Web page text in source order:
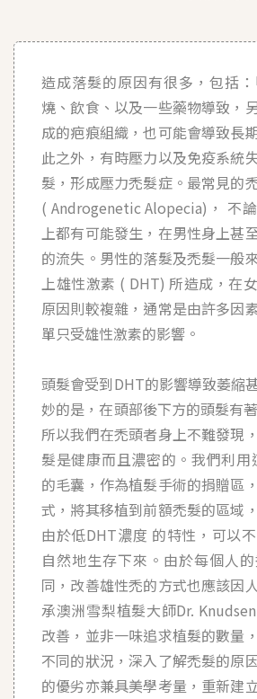
造成落髮的原因有很多，包括
燒、飲食、以及一些藥物導致，
成的疤痕組織，也可能會導致長
此之外，有時壓力以及免疫系統
髮，形成壓力禿髮症。最常見的
( Androgenetic Alopecia)， 不
上都有可能發生，在男性身上甚
的流失。男性的落髮及禿髮一般
上雄性激素 ( DHT) 所造成，在
原因則較複雜，通常是由許多因
單只受雄性激素的影響。
頭髮會受到DHT的影響導致萎縮
妙的是，在頭部後下方的頭髮有
所以我們在禿頭者身上不難發現
髮是健康而且濃密的。我們利
的毛囊，作為植髮手術的捐贈區
式，將其移植到前額禿髮的區域
由於低DHT濃度 的特性，可以
自然地生存下來。由於每個人
同，改善雄性禿的方式也應該因
承澳洲雪梨植髮大師Dr.
改善，並非一味追求植髮的數量
不同的狀況，深入了解禿髮的原
的優劣亦兼具美學考量，重新建